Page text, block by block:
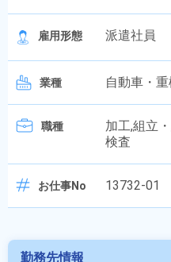
雇用形態 派遣社員
業種 自動車・
職種
加工,組立
検査
お仕事No 13732-01
勤務先情報